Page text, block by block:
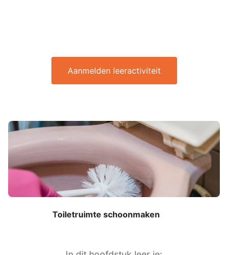
Aanmelden leeractiviteit
Toiletruimte schoonmaken